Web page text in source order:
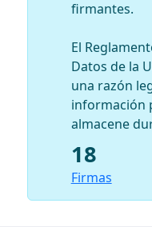
firmantes.
El
Datos de la
una razón
información
almacene
18
Firmas